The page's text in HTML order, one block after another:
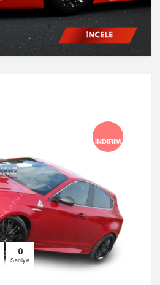
İNDIRIM
0
Saniye